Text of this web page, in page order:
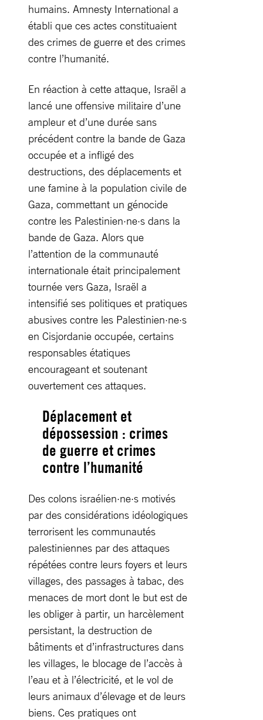
humains. Amnesty International a
établi que ces actes constituaient
des crimes de guerre et des crimes
contre l’humanité.
En réaction à cette attaque, Israël a
lancé une offensive militaire d’une
ampleur et d’une durée sans
précédent contre la bande de Gaza
occupée et a infligé des
destructions, des déplacements et
une famine à la population civile de
Gaza, commettant un génocide
contre les Palestinien·ne·s dans la
bande de Gaza. Alors que
l’attention de la communauté
internationale était principalement
tournée vers Gaza, Israël a
intensifié ses politiques et pratiques
abusives contre les Palestinien·ne·s
en Cisjordanie occupée, certains
responsables étatiques
encourageant et soutenant
ouvertement ces attaques.
Déplacement et
dépossession : crimes
de guerre et crimes
contre l’humanité
Des colons israélien·ne·s motivés
par des considérations idéologiques
terrorisent les communautés
palestiniennes par des attaques
répétées contre leurs foyers et leurs
villages, des passages à tabac, des
menaces de mort dont le but est de
les obliger à partir, un harcèlement
persistant, la destruction de
bâtiments et d’infrastructures dans
les villages, le blocage de l’accès à
l’eau et à l’électricité, et le vol de
leurs animaux d’élevage et de leurs
biens. Ces pratiques ont